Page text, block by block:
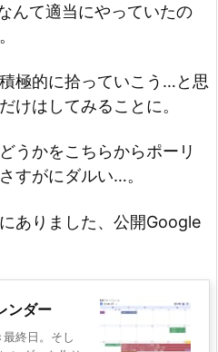
んて適当にやっていたの
極的に拾っていこう…と思
けはしてみることに。
うかをこちらからポーリ
すがにダルい…。
ありました、公開Google
ンダー
終日。そし